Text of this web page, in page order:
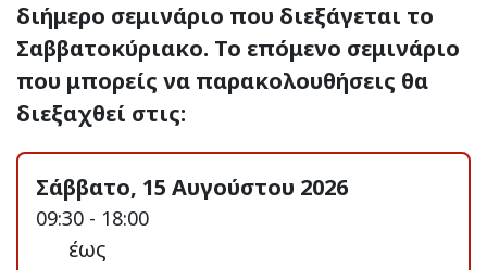
διήμερο σεμινάριο που διεξάγεται το
Σαββατοκύριακο. Το επόμενο σεμινάριο
που μπορείς να παρακολουθήσεις θα
διεξαχθεί στις:
Σάββατο, 15 Αυγούστου 2026
09:30 - 18:00
έως